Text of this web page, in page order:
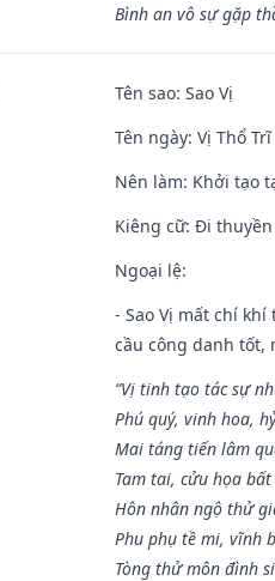
Bình an vô sự gặp
Tên sao: Sao Vị
Tên ngày: Vị Thổ
Nên làm: Khởi tạo
Kiêng cữ: Đi thuyền
Ngoại lệ:
- Sao Vị mất chí
cầu công danh tốt,
“Vị tinh tạo tác sự
Phú quý, vinh hoa,
Mai táng tiến lâm
Tam tai, cửu họa
Hôn nhân ngộ thử
Phu phụ tề mi, vĩnh
Tòng thử môn đình